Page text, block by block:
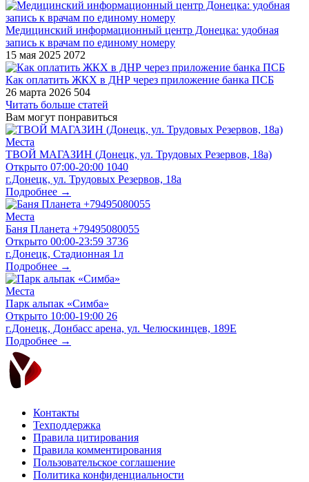
Медицинский информационный центр Донецка: удобная
запись к врачам по единому номеру
15 мая 2025 2072
Как оплатить ЖКХ в ДНР через приложение банка ПСБ
26 марта 2026 504
Читать больше статей
Вам могут понравиться
Места
ТВОЙ МАГАЗИН (Донецк, ул. Трудовых Резервов, 18а)
Открыто 07:00-20:00 1040
г.Донецк, ул. Трудовых Резервов, 18а
Подробнее →
Места
Баня Планета +79495080055
Открыто 00:00-23:59 3736
г.Донецк, Стадионная 1л
Подробнее →
Места
Парк альпак «Симба»
Открыто 10:00-19:00 26
г.Донецк, Донбасс арена, ул. Челюскинцев, 189Е
Подробнее →
Контакты
Техподдержка
Правила цитирования
Правила комментирования
Пользовательское соглашение
Политика конфиденциальности